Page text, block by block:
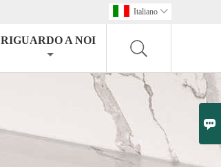

Italiano 
RIGUARDO A NOI